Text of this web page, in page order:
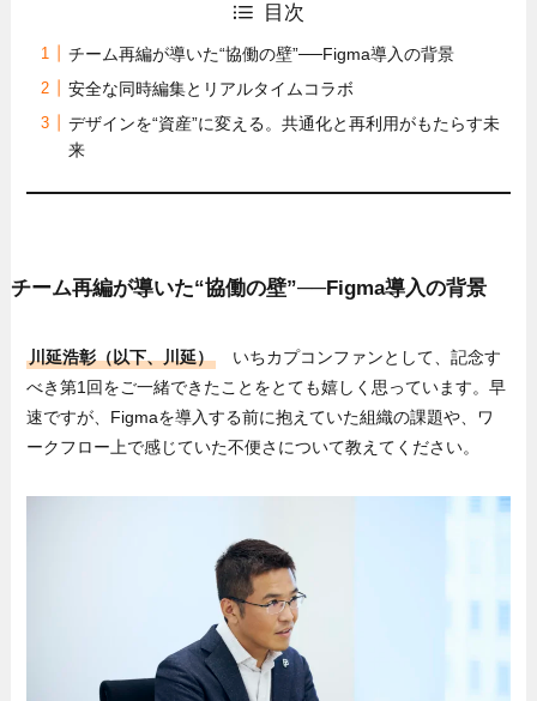
目次
チーム再編が導いた“協働の壁”──Figma導入の背景
安全な同時編集とリアルタイムコラボ
デザインを“資産”に変える。共通化と再利用がもたらす未
来
チーム再編が導いた“協働の壁”──Figma導入の背景
川延浩彰（以下、川延）
いちカプコンファンとして、記念す
べき第1回をご一緒できたことをとても嬉しく思っています。早
速ですが、Figmaを導入する前に抱えていた組織の課題や、ワ
ークフロー上で感じていた不便さについて教えてください。